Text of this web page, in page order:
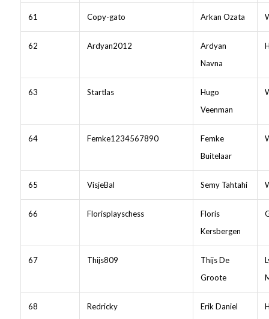
61 Copy-gato Arkan Ozata
62 Ardyan2012
Ardyan
Navna
63 Startlas
Hugo
Veenman
64 Femke1234567890
Femke
Buitelaar
65 VisjeBal Semy Tahtahi
66 Florisplayschess
Floris
Kersbergen
67 Thijs809
Thijs De
Groote
68 Redricky Erik Daniel